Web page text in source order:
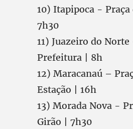
10) Itapipoca - Praça
7h30
11) Juazeiro do Norte
Prefeitura | 8h
12) Maracanaú –
Estação | 16h
13) Morada Nova -
Girão | 7h30